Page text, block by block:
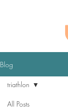
Blog
All Posts
triathlon